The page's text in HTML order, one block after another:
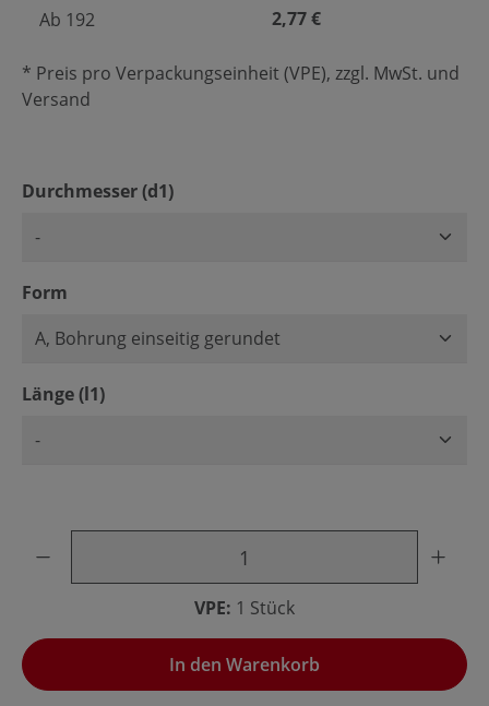
Ab 192 2,77 €
* Preis pro Verpackungseinheit (VPE), zzgl. MwSt. und
Versand
Durchmesser (d1)auswählen
Form
Länge (l1)auswählen
VPE: 1 Stück
In den Warenkorb